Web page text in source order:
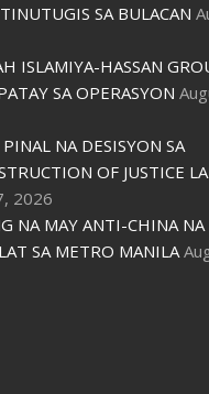
SA BULACAN
ISLAMIYA-HASSAN
SA OPERASYON
NA DESISYON SA
OF JUSTICE
2026
NA MAY ANTI-CHINA NA
SA METRO MANILA